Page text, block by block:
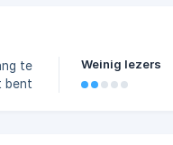
te
bent
Weinig lezers